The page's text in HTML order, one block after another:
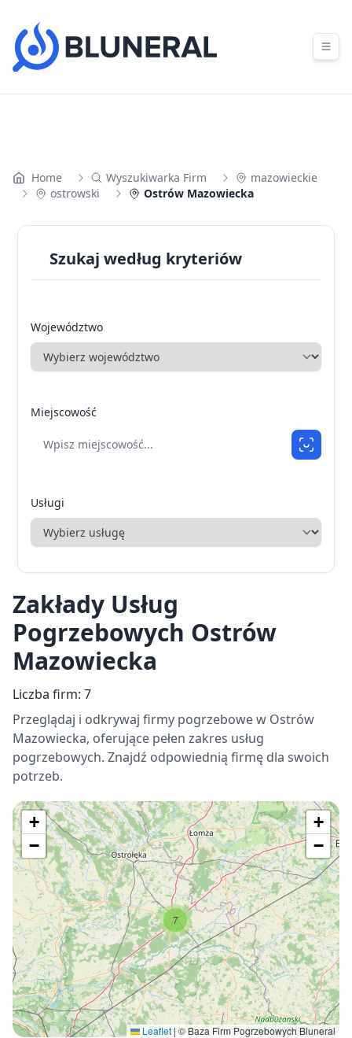
Home Wyszukiwarka Firm
mazowieckie
ostrowski
Ostrów Mazowiecka
Szukaj według kryteriów
Województwo
Miejscowość
Usługi
Zakłady Usług
Pogrzebowych Ostrów
Mazowiecka
Liczba firm: 7
Przeglądaj i odkrywaj firmy pogrzebowe w Ostrów
Mazowiecka, oferujące pełen zakres usług
pogrzebowych. Znajdź odpowiednią firmę dla swoich
potrzeb.
7
+
−
+
−
Leaflet | © Baza Firm Pogrzebowych Bluneral